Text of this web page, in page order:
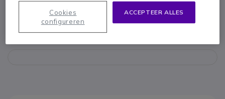
Ook verkrijgbaar in het oranje
Meegeleverd in de doos
MAX300S Transportkoffer
ACCEPTEER ALLES
Cookies
configureren